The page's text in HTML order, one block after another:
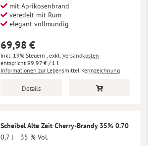
mit Aprikosenbrand
veredelt mit Rum
elegant vollmundig
69,98 €
Inkl. 19% Steuern , exkl. Versandkosten
99,97 € / 1 l
Informationen zur Lebensmittel Kennzeichnung
Details
Scheibel Alte Zeit Cherry-Brandy 35% 0.70
0,7 l
35 % Vol.